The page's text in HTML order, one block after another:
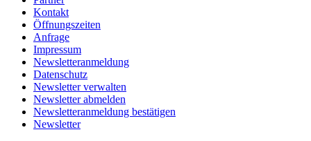
Kontakt
Öffnungszeiten
Anfrage
Impressum
Newsletteranmeldung
Datenschutz
Newsletter verwalten
Newsletter abmelden
Newsletteranmeldung bestätigen
Newsletter